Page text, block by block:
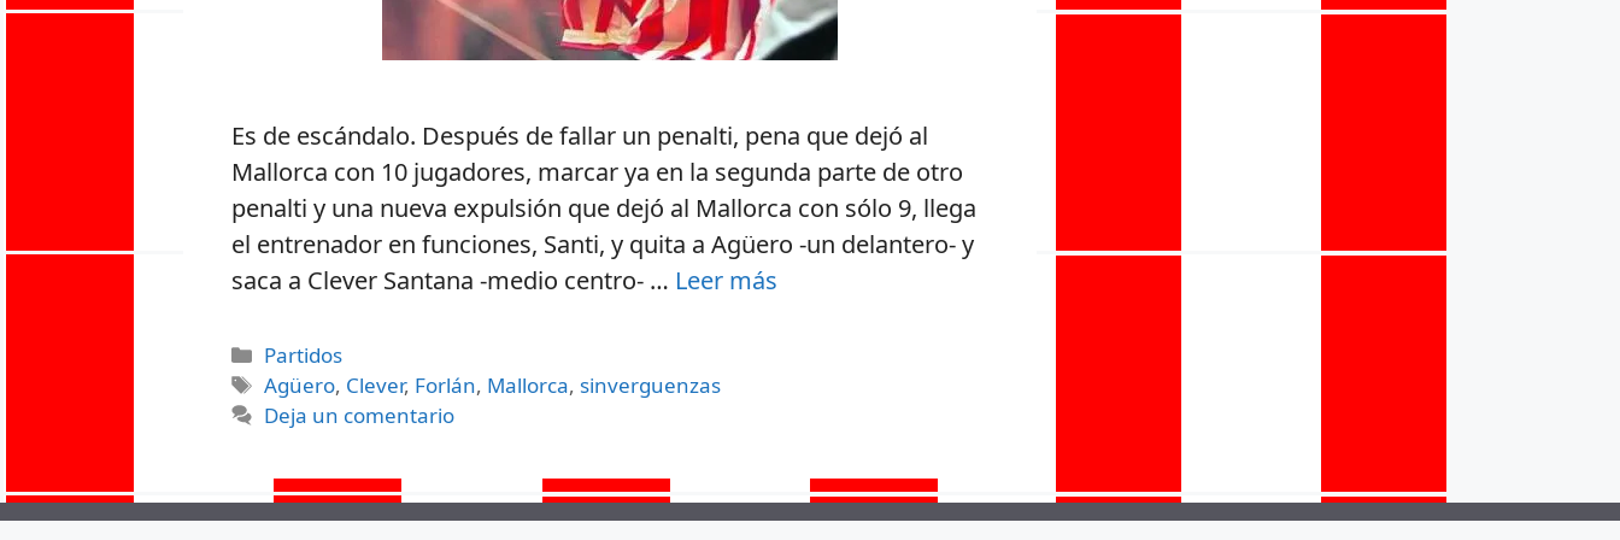
Es de escándalo. Después de fallar un penalti, pena que dejó al
Mallorca con 10 jugadores, marcar ya en la segunda parte de otro
penalti y una nueva expulsión que dejó al Mallorca con sólo 9, llega
el entrenador en funciones, Santi, y quita a Agüero -un delantero- y
saca a Clever Santana -medio centro- … Leer más
Partidos
Agüero, Clever, Forlán, Mallorca, sinverguenzas
Deja un comentario